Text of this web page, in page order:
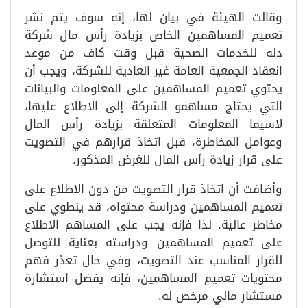
وقالت الهيئة في بيان لها، إنه سوف يتم نشر
تعميم المساهمين الخاص بزيادة رأس مال شركة
دله للخدمات الصحية قبل وقت كاف من موعد
انعقاد الجمعية العامة غير العادية للشركة، ويجب أن
يحتوي تعميم المساهمين على المعلومات والبيانات
التي يحتاج مساهمو الشركة إلى الاطلاع عليها،
لاسيما المعلومات المتعلقة بزيادة رأس المال
وعوامل المخاطرة، قبل اتخاذ قرارهم في التصويت
على قرار زيادة رأس المال للغرض المذكور.
وأضافت أن اتخاذ قرار التصويت من دون الاطلاع على
تعميم المساهمين ودراسة محتواه، قد ينطوي على
مخاطر عالية. لذا فإنه يجب على المساهم الاطلاع
على تعميم المساهمين ودراسته بعناية للتوصل
للقرار المناسب عند التصويت، وفي حال تعذر فهم
محتويات تعميم المساهمين، فإنه يفضل استشارة
مستشار مالي مرخص له.